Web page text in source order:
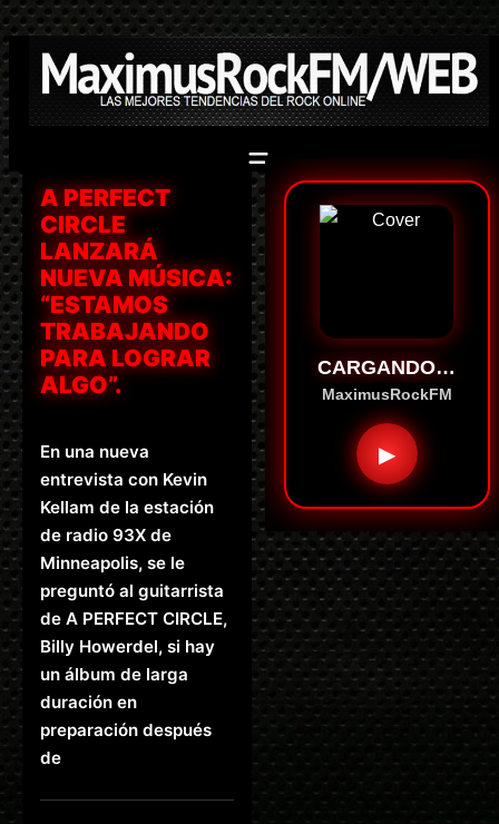
Saltar
al
contenido
A PERFECT
CIRCLE
LANZARÁ
NUEVA MÚSICA:
“ESTAMOS
TRABAJANDO
PARA LOGRAR
ALGO”.
En una nueva
entrevista con Kevin
Kellam de la estación
de radio 93X de
Minneapolis, se le
preguntó al guitarrista
de A PERFECT CIRCLE,
Billy Howerdel, si hay
un álbum de larga
duración en
preparación después
de
CARGANDO…
MaximusRockFM
▶